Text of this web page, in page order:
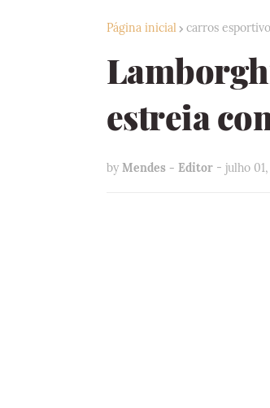
Página inicial carros
estreia
by Mendes - Editor - julho